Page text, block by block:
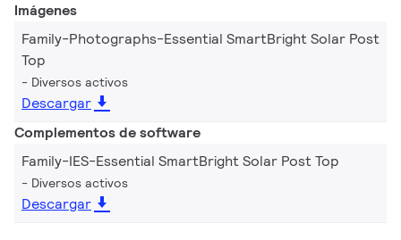
Imágenes
Family-Photographs-Essential SmartBright Solar Post
Top
Diversos activos
Descargar
Complementos de software
Family-IES-Essential SmartBright Solar Post Top
Diversos activos
Descargar